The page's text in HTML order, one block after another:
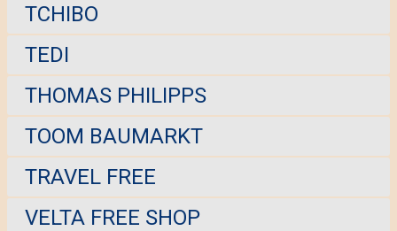
TCHIBO
TEDI
THOMAS PHILIPPS
TOOM BAUMARKT
TRAVEL FREE
VELTA FREE SHOP